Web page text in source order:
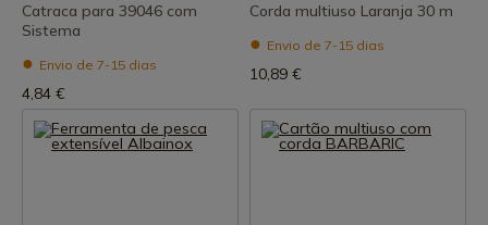
Catraca para 39046 com
Sistema
Envio de 7-15 dias
4,84 €
Corda multiuso Laranja 30 m
Envio de 7-15 dias
10,89 €